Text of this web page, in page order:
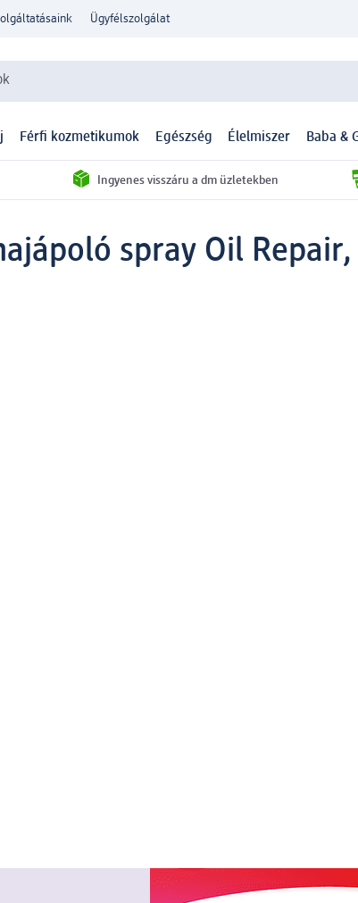
Ügyfélszolgálat
Férfi kozmetikumok Egészség Élelmiszer Baba &
Ingyenes visszáru a dm üzletekben
spray Oil